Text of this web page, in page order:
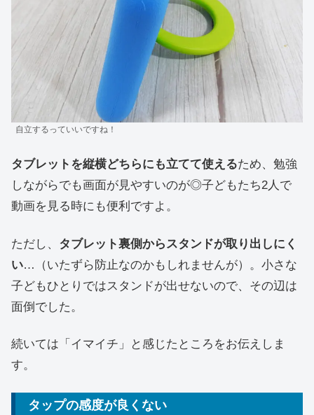
自立するっていいですね！
タブレットを縦横どちらにも立てて使えるため、勉強
しながらでも画面が見やすいのが◎子どもたち2人で
動画を見る時にも便利ですよ。
ただし、 タブレット裏側からスタンドが取り出しにく
い…（いたずら防止なのかもしれませんが）。小さな
子どもひとりではスタンドが出せないので、その辺は
面倒でした。
続いては「イマイチ」と感じたところをお伝えしま
す。
タップの感度が良くない